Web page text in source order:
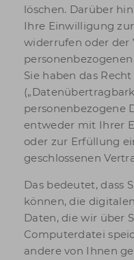
löschen. Darüber
Ihre Einwilligung
widerrufen oder der
Sie haben das
personenbezogene
entweder mit Ihrer
oder zur Erfüllung
geschlossenen
Das bedeutet, dass
können, die
Daten, die wir über
Computerdatei
andere von Ihnen